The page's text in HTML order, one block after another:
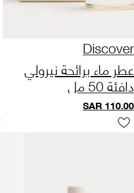
Discover
عطر ماء برائحة نيرولي
دافئة 50 مل
SAR 110.00